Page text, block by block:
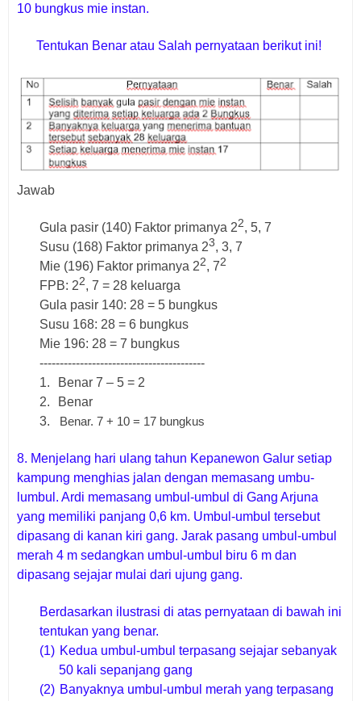
10 bungkus mie instan.
Tentukan Benar atau Salah pernyataan berikut ini!
Jawab
Gula pasir (140) Faktor primanya 22, 5, 7
Susu (168) Faktor primanya 23, 3, 7
Mie (196) Faktor primanya 22, 72
FPB: 22, 7 = 28 keluarga
Gula pasir 140: 28 = 5 bungkus
Susu 168: 28 = 6 bungkus
Mie 196: 28 = 7 bungkus
-----------------------------------------
1.
Benar 7 – 5 = 2
2.
Benar
3.
Benar. 7 + 10 = 17 bungkus
8. Menjelang hari ulang tahun Kepanewon Galur setiap
kampung menghias jalan dengan memasang umbu-
lumbul. Ardi memasang umbul-umbul di Gang Arjuna
yang memiliki panjang 0,6 km. Umbul-umbul tersebut
dipasang di kanan kiri gang. Jarak pasang umbul-umbul
merah 4 m sedangkan umbul-umbul biru 6 m dan
dipasang sejajar mulai dari ujung gang.
Berdasarkan ilustrasi di atas pernyataan di bawah ini
tentukan yang benar.
(1) Kedua umbul-umbul terpasang sejajar sebanyak
50 kali sepanjang gang
(2) Banyaknya umbul-umbul merah yang terpasang